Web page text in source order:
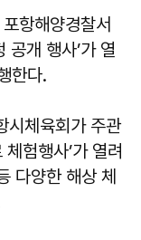
항해양경찰서
공개 행사’가 열
한다.
시체육회가 주관
험행사’가 열려
다양한 해상 체